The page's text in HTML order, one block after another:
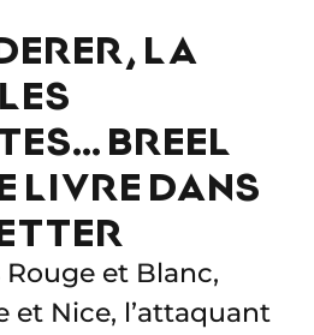
LA
BREEL
LIVRE DANS
et Blanc,
et Nice, l’attaquant